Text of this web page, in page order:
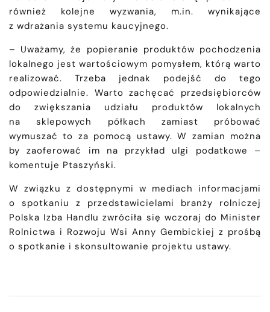
również kolejne wyzwania, m.in. wynikające
z wdrażania systemu kaucyjnego.
– Uważamy, że popieranie produktów pochodzenia
lokalnego jest wartościowym pomysłem, którą warto
realizować. Trzeba jednak podejść do tego
odpowiedzialnie. Warto zachęcać przedsiębiorców
do zwiększania udziału produktów lokalnych
na sklepowych półkach zamiast próbować
wymuszać to za pomocą ustawy. W zamian można
by zaoferować im na przykład ulgi podatkowe –
komentuje Ptaszyński.
W związku z dostępnymi w mediach informacjami
o spotkaniu z przedstawicielami branży rolniczej
Polska Izba Handlu zwróciła się wczoraj do Minister
Rolnictwa i Rozwoju Wsi Anny Gembickiej z prośbą
o spotkanie i skonsultowanie projektu ustawy.